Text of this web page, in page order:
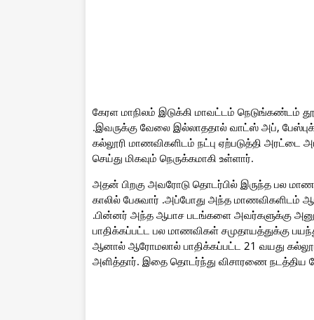
கேரள மாநிலம் இடுக்கி மாவட்டம் நெடுங்கண்டம்
.இவருக்கு வேலை இல்லாததால் வாட்ஸ் அப்,
கல்லூரி மாணவிகளிடம் நட்பு ஏற்படுத்தி அரட்டை
செய்து மிகவும் நெருக்கமாகி உள்ளார்.
அதன் பிறகு அவரோடு தொடர்பில் இருந்த பல
காலில் பேசுவார் .அப்போது அந்த மாணவிகளிடம்
.பின்னர் அந்த ஆபாச படங்களை அவர்களுக்கு
பாதிக்கப்பட்ட பல மாணவிகள் சமுதாயத்துக்கு
ஆனால் ஆரோமலால் பாதிக்கப்பட்ட 21 வயது
அளித்தார். இதை தொடர்ந்து விசாரணை